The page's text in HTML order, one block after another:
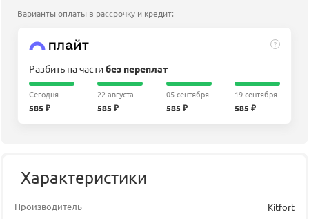
Варианты оплаты в рассрочку и кредит:
?
Разбить на частибез переплат
Сегодня
585 ₽
22 августа
585 ₽
05 сентября
585 ₽
19 сентября
585 ₽
Характеристики
Производитель Kitfort